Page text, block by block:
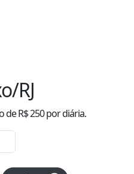
RJ
de R$250por diária.